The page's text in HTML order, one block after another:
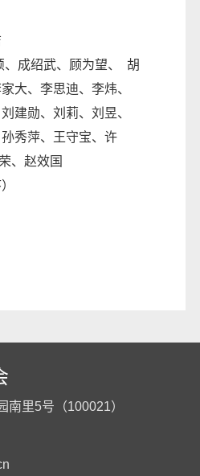
、成绍武、顾为望、 胡
大、李思迪、李炜、
建勋、刘莉、刘昱、
秀萍、王守宝、许
、赵效国
南里5号（100021）